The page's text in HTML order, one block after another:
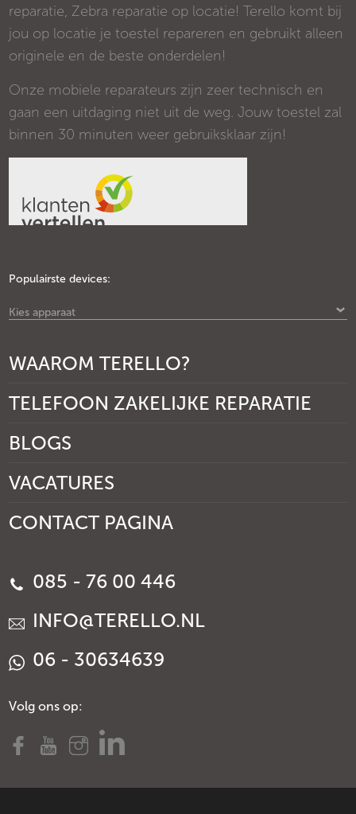
reparatie, Zebra reparatie op locatie! Terello komt bij
jou op locatie je toestel repareren en gebruikt alleen
originele en de beste onderdelen!
Onze mobiele reparateurs zijn zeer technisch en
gaan een uitdaging niet uit de weg. Jouw toestel zal
binnen 30 minuten weer gebruiksklaar zijn!
Populairste devices:
Kies apparaat
WAAROM TERELLO?
TELEFOON ZAKELIJKE REPARATIE
BLOGS
VACATURES
CONTACT PAGINA
085 - 76 00 446
INFO@TERELLO.NL
06 - 30634639
Volg ons op: